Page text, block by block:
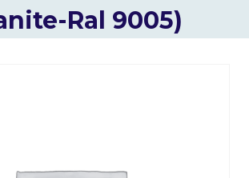
Ral 9005)